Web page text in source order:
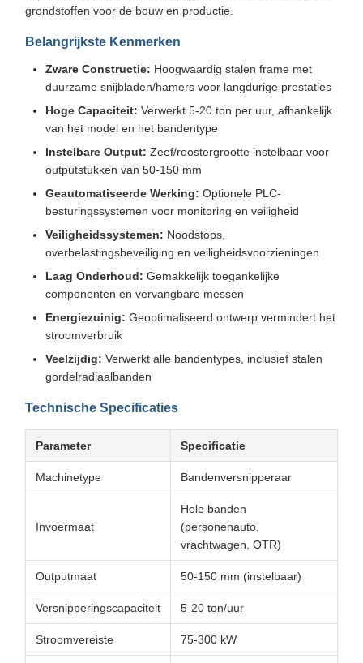
grondstoffen voor de bouw en productie.
Belangrijkste Kenmerken
Zware Constructie: Hoogwaardig stalen frame met
duurzame snijbladen/hamers voor langdurige prestaties
Hoge Capaciteit: Verwerkt 5-20 ton per uur, afhankelijk
van het model en het bandentype
Instelbare Output: Zeef/roostergrootte instelbaar voor
outputstukken van 50-150 mm
Geautomatiseerde Werking: Optionele PLC-
besturingssystemen voor monitoring en veiligheid
Veiligheidssystemen: Noodstops,
overbelastingsbeveiliging en veiligheidsvoorzieningen
Laag Onderhoud: Gemakkelijk toegankelijke
componenten en vervangbare messen
Energiezuinig: Geoptimaliseerd ontwerp vermindert het
stroomverbruik
Veelzijdig: Verwerkt alle bandentypes, inclusief stalen
gordelradiaalbanden
Technische Specificaties
Parameter Specificatie
Machinetype Bandenversnipperaar
Invoermaat
Hele banden
(personenauto,
vrachtwagen, OTR)
Outputmaat 50-150 mm (instelbaar)
Versnipperingscapaciteit 5-20 ton/uur
Stroomvereiste 75-300 kW